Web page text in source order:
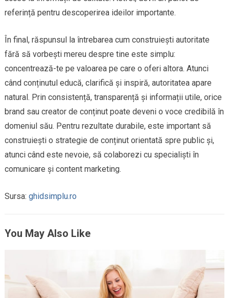
referință pentru descoperirea ideilor importante.
În final, răspunsul la întrebarea cum construiești autoritate
fără să vorbești mereu despre tine este simplu:
concentrează-te pe valoarea pe care o oferi altora. Atunci
când conținutul educă, clarifică și inspiră, autoritatea apare
natural. Prin consistență, transparență și informații utile, orice
brand sau creator de conținut poate deveni o voce credibilă în
domeniul său. Pentru rezultate durabile, este important să
construiești o strategie de conținut orientată spre public și,
atunci când este nevoie, să colaborezi cu specialiști în
comunicare și content marketing.
Sursa: ghidsimplu.ro
You May Also Like